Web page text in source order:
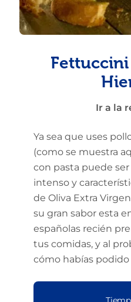
Fettuccini
Ir a la
Ya sea que uses
(como se muestra
con pasta puede ser
intenso y
de Oliva Extra
su gran sabor esta
españolas recién
tus comidas, y al
cómo habías podido